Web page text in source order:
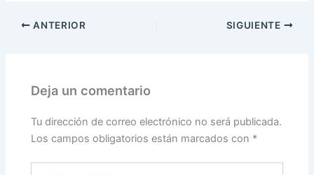
ANTERIOR SIGUIENTE
Deja un comentario
Tu dirección de correo electrónico no será publicada.
Los campos obligatorios están marcados con *